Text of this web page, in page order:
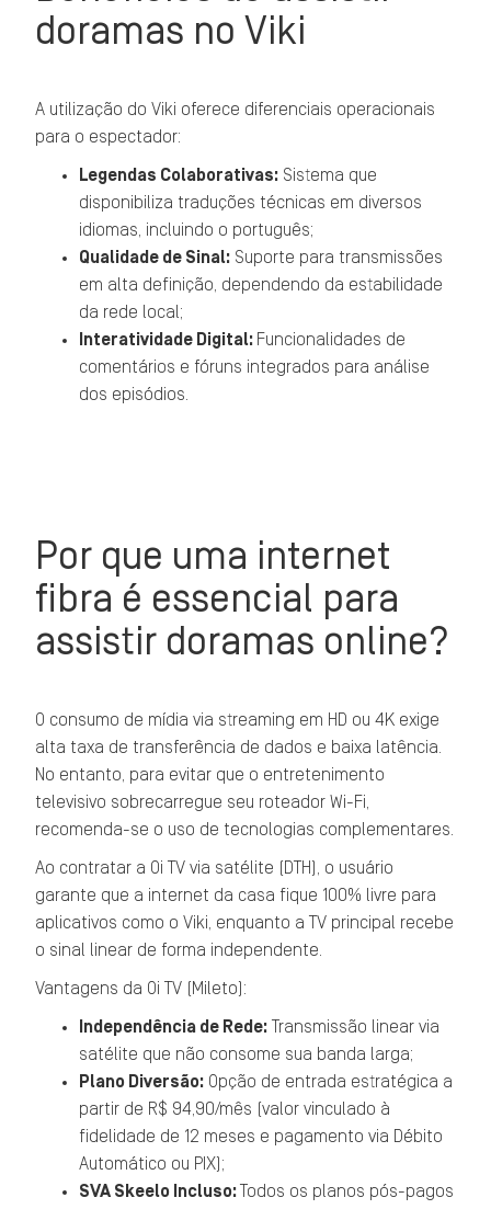
doramas no Viki
A utilização do Viki oferece diferenciais operacionais
para o espectador:
Legendas Colaborativas: Sistema que
disponibiliza traduções técnicas em diversos
idiomas, incluindo o português;
Qualidade de Sinal: Suporte para transmissões
em alta definição, dependendo da estabilidade
da rede local;
Interatividade Digital: Funcionalidades de
comentários e fóruns integrados para análise
dos episódios.
Por que uma internet
fibra é essencial para
assistir doramas online?
O consumo de mídia via streaming em HD ou 4K exige
alta taxa de transferência de dados e baixa latência.
No entanto, para evitar que o entretenimento
televisivo sobrecarregue seu roteador Wi-Fi,
recomenda-se o uso de tecnologias complementares.
Ao contratar a Oi TV via satélite (DTH), o usuário
garante que a internet da casa fique 100% livre para
aplicativos como o Viki, enquanto a TV principal recebe
o sinal linear de forma independente.
Vantagens da Oi TV (Mileto):
Independência de Rede: Transmissão linear via
satélite que não consome sua banda larga;
Plano Diversão: Opção de entrada estratégica a
partir de R$ 94,90/mês (valor vinculado à
fidelidade de 12 meses e pagamento via Débito
Automático ou PIX);
SVA Skeelo Incluso:
Todos os planos pós-pagos